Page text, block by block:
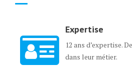
Expertise
12 ans d’expertise.
dans leur métier.